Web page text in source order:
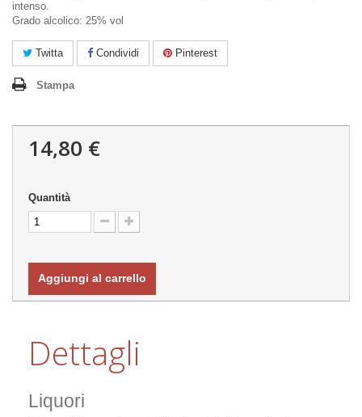
intenso.
Grado alcolico: 25% vol
Twitta Condividi Pinterest
Stampa
14,80 €
Quantità
Aggiungi al carrello
Dettagli
Liquori